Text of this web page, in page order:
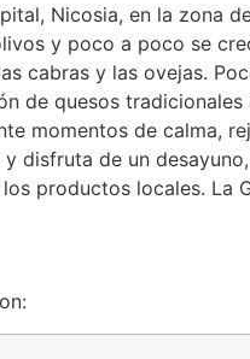
Nicosia, en la zona
y poco a poco se
cabras y las ovejas.
de quesos
momentos de calma,
de un
productos locales. La